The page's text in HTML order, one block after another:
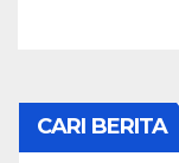
CARI BERITA